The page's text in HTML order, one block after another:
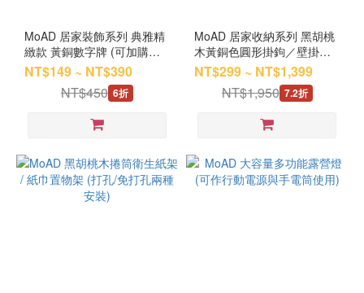
MoAD 居家裝飾系列 典雅精
緻款 黃銅數字牌 (可加購胡
桃木背板)
NT$149 ~ NT$390
NT$450 6折
MoAD 居家收納系列 黑胡桃
木黃銅色圓形掛鉤／壁掛／
衣帽掛
NT$299 ~ NT$1,399
NT$1,950 7.2折